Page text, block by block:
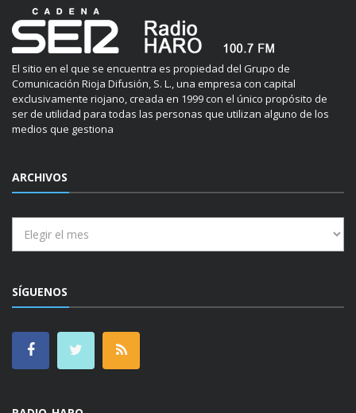
El sitio en el que se encuentra es propiedad del Grupo de
Comunicación Rioja Difusión, S. L., una empresa con capital
exclusivamente riojano, creada en 1999 con el único propósito de
ser de utilidad para todas las personas que utilizan alguno de los
medios que gestiona
ARCHIVOS
SÍGUENOS